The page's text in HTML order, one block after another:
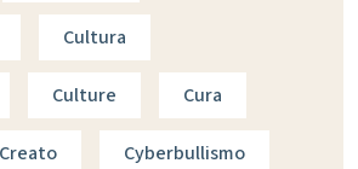
Cultura
Culture Cura
Cyberbullismo